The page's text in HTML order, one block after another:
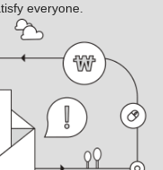
everyone.